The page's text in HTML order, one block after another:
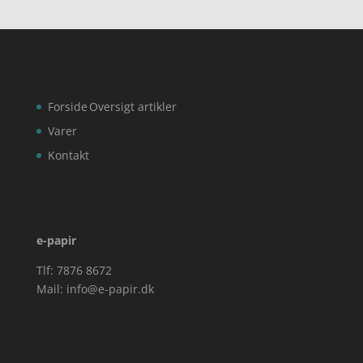
Forside
Varer
Kontakt
Oversigt artikler
e-papir
Tlf: 7876 8672
Mail: info@e-papir.dk